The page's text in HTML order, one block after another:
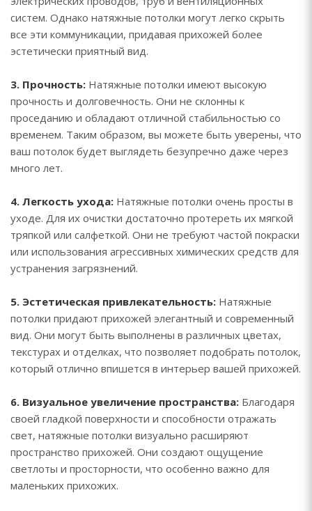
систем. Однако натяжные потолки могут легко скрыть
все эти коммуникации, придавая прихожей более
эстетически приятный вид.
3. Прочность: Натяжные потолки имеют высокую
прочность и долговечность. Они не склонны к
проседанию и обладают отличной стабильностью со
временем. Таким образом, вы можете быть уверены, что
ваш потолок будет выглядеть безупречно даже через
много лет.
4. Легкость ухода: Натяжные потолки очень просты в
уходе. Для их очистки достаточно протереть их мягкой
тряпкой или салфеткой. Они не требуют частой покраски
или использования агрессивных химических средств для
устранения загрязнений.
5. Эстетическая привлекательность: Натяжные
потолки придают прихожей элегантный и современный
вид. Они могут быть выполнены в различных цветах,
текстурах и отделках, что позволяет подобрать потолок,
который отлично впишется в интерьер вашей прихожей.
6. Визуальное увеличение пространства: Благодаря
своей гладкой поверхности и способности отражать
свет, натяжные потолки визуально расширяют
пространство прихожей. Они создают ощущение
светлоты и просторности, что особенно важно для
маленьких прихожих.